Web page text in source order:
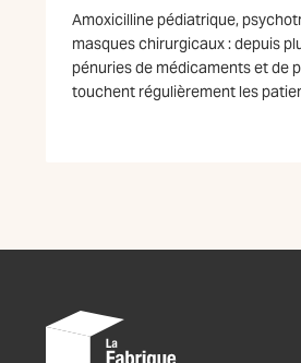
Amoxicilline pédiatrique,
masques chirurgicaux : depuis
pénuries de médicaments et de
touchent régulièrement les